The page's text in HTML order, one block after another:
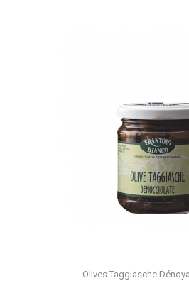
Olives Taggiasche